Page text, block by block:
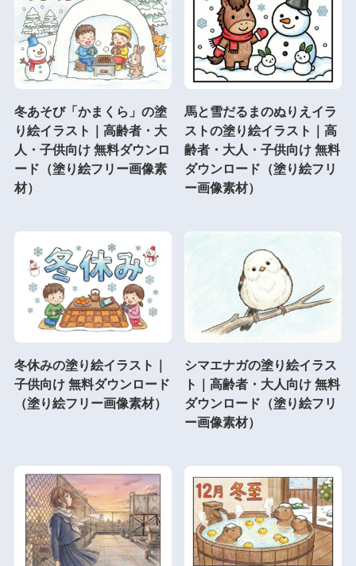
冬あそび「かまくら」の塗
り絵イラスト｜高齢者・大
人・子供向け 無料ダウンロ
ード（塗り絵フリー画像素
材）
馬と雪だるまのぬりえイラ
ストの塗り絵イラスト｜高
齢者・大人・子供向け 無料
ダウンロード（塗り絵フリ
ー画像素材）
冬休みの塗り絵イラスト｜
子供向け 無料ダウンロード
（塗り絵フリー画像素材）
シマエナガの塗り絵イラス
ト｜高齢者・大人向け 無料
ダウンロード（塗り絵フリ
ー画像素材）